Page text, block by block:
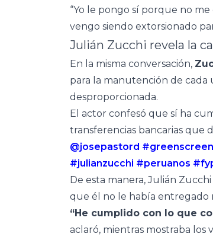
“Yo le pongo sí porque no
vengo siendo extorsionado
Julián Zucchi revela la
En la misma conversación,
para la manutención de cada
desproporcionada.
El actor confesó que sí ha
transferencias bancarias que
@josepastord #greenscreen
#julianzucchi #peruanos
De esta manera, Julián
que él no le había entregado
“He cumplido con lo que
aclaró, mientras mostraba los